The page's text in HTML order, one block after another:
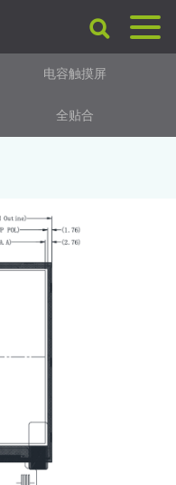
电容触摸屏
全贴合